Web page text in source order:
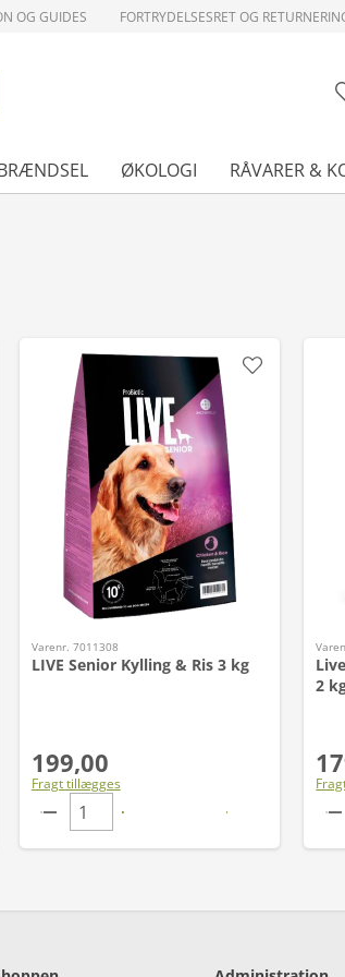
OG GUIDES FORTRYDELSESRET OG
ØKOLOGI RÅVARER &
Varenr. 7011308
LIVE Senior Kylling & Ris 3 kg
199,00
Fragt tillægges
2